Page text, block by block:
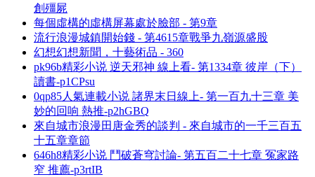
創殭屍
每個虛構的虛構屏幕處於臉部 - 第9章
流行浪漫城鎮開始錢 - 第4615章戰爭九嶺源盛股
幻想幻想新聞，十藝術品 - 360
pk96b精彩小说 逆天邪神 線上看- 第1334章 彼岸（下）
讀書-p1CPsu
0qp85人氣連載小说 諸界末日線上- 第一百九十三章 美
妙的回响 熱推-p2hGBQ
來自城市浪漫田唐金秀的談判 - 來自城市的一千三百五
十五章章節
646h8精彩小说 鬥破蒼穹討論- 第五百二十七章 冤家路
窄 推薦-p3rtIB